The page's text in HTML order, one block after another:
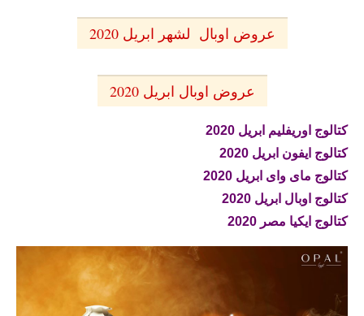
عروض اوبال لشهر ابريل 2020
عروض اوبال ابريل 2020
كتالوج اوريفليم ابريل 2020
كتالوج ايفون ابريل 2020
كتالوج ماى واى ابريل 2020
كتالوج اوبال ابريل 2020
كتالوج ايكيا مصر 2020